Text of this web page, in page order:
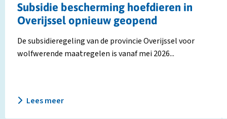
Subsidie bescherming hoefdieren in
Overijssel opnieuw geopend
De subsidieregeling van de provincie Overijssel voor
wolfwerende maatregelen is vanaf mei 2026...
Lees meer